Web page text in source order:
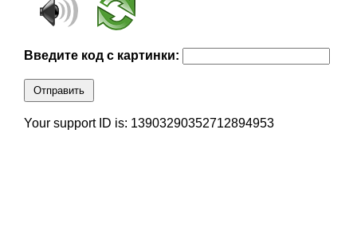
Введите код с картинки:
Отправить
Your support ID is: 13903290352712894953